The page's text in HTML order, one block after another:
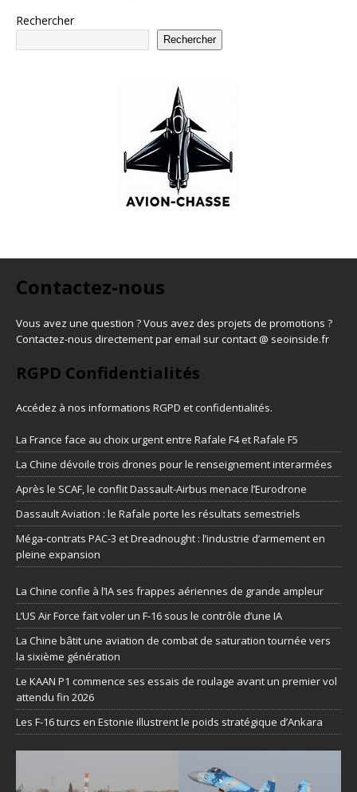
Rechercher
Rechercher
Contactez-nous
Vous avez une question ? Vous avez des projets de promotions ?
Contactez-nous directement par email sur contact @ seoinside.fr
RGPD Confidentialités
Accédez à nos informations RGPD et confidentialités.
La France face au choix urgent entre Rafale F4 et Rafale F5
La Chine dévoile trois drones pour le renseignement interarmées
Après le SCAF, le conflit Dassault-Airbus menace l’Eurodrone
Dassault Aviation : le Rafale porte les résultats semestriels
Méga-contrats PAC-3 et Dreadnought : l’industrie d’armement en
pleine expansion
La Chine confie à l’IA ses frappes aériennes de grande ampleur
L’US Air Force fait voler un F-16 sous le contrôle d’une IA
La Chine bâtit une aviation de combat de saturation tournée vers
la sixième génération
Le KAAN P1 commence ses essais de roulage avant un premier vol
attendu fin 2026
Les F-16 turcs en Estonie illustrent le poids stratégique d’Ankara